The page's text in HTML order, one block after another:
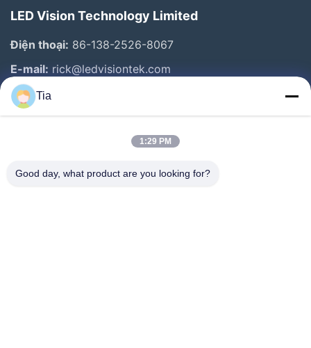
LED Vision Technology Limited
Điện thoại: 86-138-2526-8067
E-mail: rick@ledvisiontek.com
Liên Kết Nhanh
Các Sản Phẩm
Tia
1:29 PM
Good day, what product are you looking for?